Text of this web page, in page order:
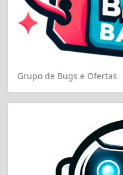
Grupo de Bugs e Ofertas